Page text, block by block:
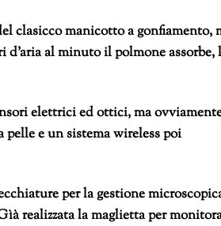
clasicco manicotto a gonfiamento,
al minuto il polmone assorbe,
elettrici ed ottici, ma
e un sistema wireless poi
per la gestione
realizzata la maglietta per